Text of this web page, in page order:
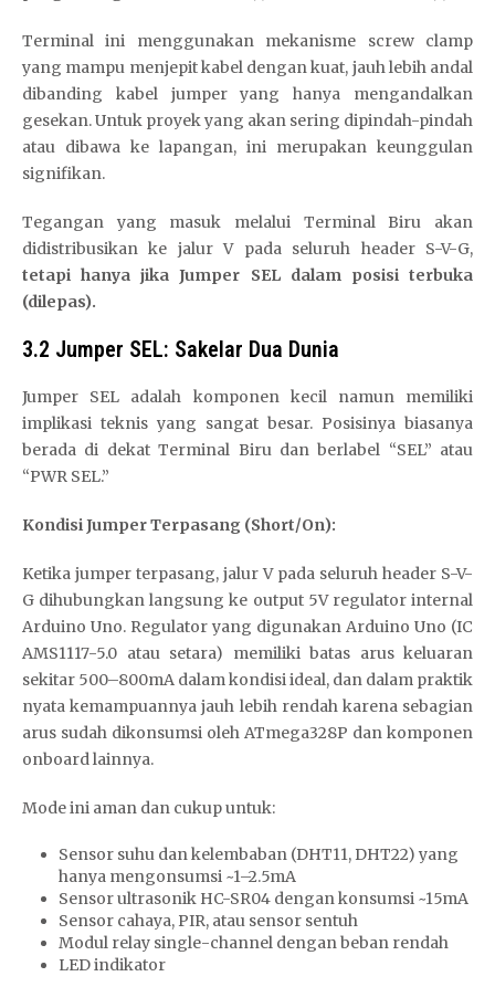
Terminal ini menggunakan mekanisme screw clamp
yang mampu menjepit kabel dengan kuat, jauh lebih andal
dibanding kabel jumper yang hanya mengandalkan
gesekan. Untuk proyek yang akan sering dipindah-pindah
atau dibawa ke lapangan, ini merupakan keunggulan
signifikan.
Tegangan yang masuk melalui Terminal Biru akan
didistribusikan ke jalur V pada seluruh header S-V-G,
tetapi hanya jika Jumper SEL dalam posisi terbuka
(dilepas).
3.2 Jumper SEL: Sakelar Dua Dunia
Jumper SEL adalah komponen kecil namun memiliki
implikasi teknis yang sangat besar. Posisinya biasanya
berada di dekat Terminal Biru dan berlabel “SEL” atau
“PWR SEL.”
Kondisi Jumper Terpasang (Short/On):
Ketika jumper terpasang, jalur V pada seluruh header S-V-
G dihubungkan langsung ke output 5V regulator internal
Arduino Uno. Regulator yang digunakan Arduino Uno (IC
AMS1117-5.0 atau setara) memiliki batas arus keluaran
sekitar 500–800mA dalam kondisi ideal, dan dalam praktik
nyata kemampuannya jauh lebih rendah karena sebagian
arus sudah dikonsumsi oleh ATmega328P dan komponen
onboard lainnya.
Mode ini aman dan cukup untuk:
Sensor suhu dan kelembaban (DHT11, DHT22) yang
hanya mengonsumsi ~1–2.5mA
Sensor ultrasonik HC-SR04 dengan konsumsi ~15mA
Sensor cahaya, PIR, atau sensor sentuh
Modul relay single-channel dengan beban rendah
LED indikator